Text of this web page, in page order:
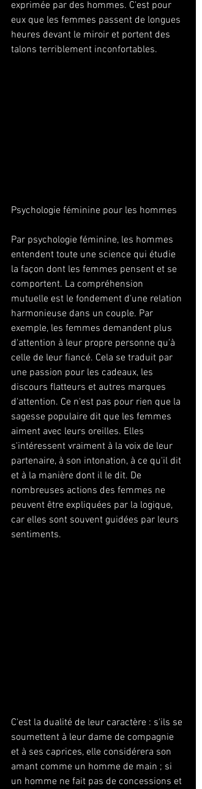
exprimée par des hommes. C'est pour
eux que les femmes passent de longues
heures devant le miroir et portent des
talons terriblement inconfortables.
Psychologie féminine pour les hommes
Par psychologie féminine, les hommes
entendent toute une science qui étudie
la façon dont les femmes pensent et se
comportent. La compréhension
mutuelle est le fondement d'une relation
harmonieuse dans un couple. Par
exemple, les femmes demandent plus
d'attention à leur propre personne qu'à
celle de leur fiancé. Cela se traduit par
une passion pour les cadeaux, les
discours flatteurs et autres marques
d'attention. Ce n'est pas pour rien que la
sagesse populaire dit que les femmes
aiment avec leurs oreilles. Elles
s'intéressent vraiment à la voix de leur
partenaire, à son intonation, à ce qu'il dit
et à la manière dont il le dit. De
nombreuses actions des femmes ne
peuvent être expliquées par la logique,
car elles sont souvent guidées par leurs
sentiments.
C'est la dualité de leur caractère : s'ils se
soumettent à leur dame de compagnie
et à ses caprices, elle considérera son
amant comme un homme de main ; si
un homme ne fait pas de concessions et